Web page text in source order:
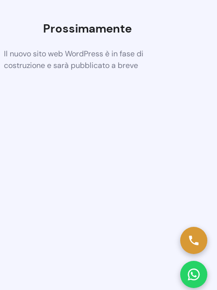
Prossimamente
Il nuovo sito web WordPress è in fase di
costruzione e sarà pubblicato a breve